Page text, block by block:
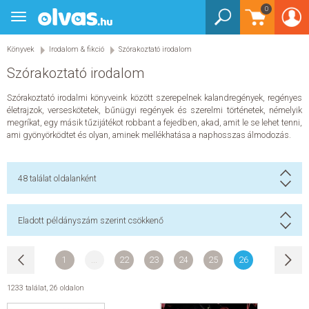
0
Toggle
navigation
Könyvek Irodalom & fikció Szórakoztató irodalom
Szórakoztató irodalom
Szórakoztató irodalmi könyveink között szerepelnek kalandregények, regényes
életrajzok, verseskötetek, bűnügyi regények és szerelmi történetek, némelyik
megríkat, egy másik tűzijátékot robbant a fejedben, akad, amit le se lehet tenni,
ami gyönyörködtet és olyan, aminek mellékhatása a naphosszas álmodozás.
48 találat oldalanként
Eladott példányszám szerint csökkenő
1 ... 22 23 24 25 26
1233 találat, 26 oldalon
Könyvek
Könyvek
Gyermek és ifjúsági
3-5 éves
Barátság
Akció, kaland, nyomozás
Mesekönyv
6-8 éves
6-8 éves
9-12 éves
Humor, képregény
Sci-fi, disztópia, mystery
Mesekönyv
Foglalkoztatók
Gyerekeknek
Foglalkoztató